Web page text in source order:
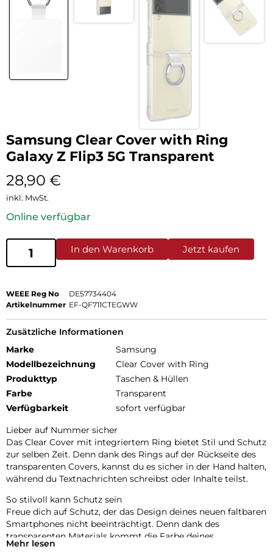
Samsung Clear Cover with Ring
Galaxy Z Flip3 5G Transparent
28,90 €
inkl. MwSt.
Online verfügbar
In den Warenkorb Jetzt kaufen
WEEE Reg No
DE57734404
Artikelnummer EF-QF711CTEGWW
Zusätzliche Informationen
Marke
Samsung
Modellbezeichnung
Clear Cover with Ring
Produkttyp
Taschen & Hüllen
Farbe
Transparent
Verfügbarkeit
sofort verfügbar
Lieber auf Nummer sicher
Das Clear Cover mit integriertem Ring bietet Stil und Schutz
zur selben Zeit. Denn dank des Rings auf der Rückseite des
transparenten Covers, kannst du es sicher in der Hand halten,
während du Textnachrichten schreibst oder Inhalte teilst.
So stilvoll kann Schutz sein
Freue dich auf Schutz, der das Design deines neuen faltbaren
Smartphones nicht beeinträchtigt. Denn dank des
transparenten Materials kommt die Farbe deines
Smartphones trotz Cover zum Vorschein.
Mehr lesen